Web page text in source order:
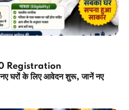
Registration
घरों के लिए आवेदन शुरू, जानें नए